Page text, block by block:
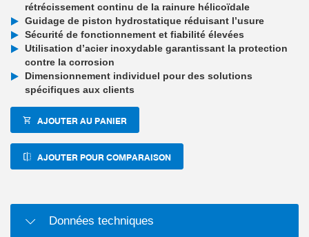
rétrécissement continu de la rainure hélicoïdale
Guidage de piston hydrostatique réduisant l’usure
Sécurité de fonctionnement et fiabilité élevées
Utilisation d’acier inoxydable garantissant la protection
contre la corrosion
Dimensionnement individuel pour des solutions
spécifiques aux clients
AJOUTER AU PANIER
AJOUTER POUR COMPARAISON
Données techniques